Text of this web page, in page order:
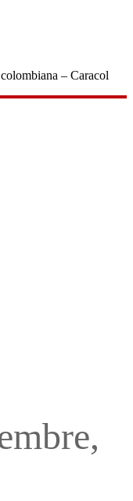
– Caracol